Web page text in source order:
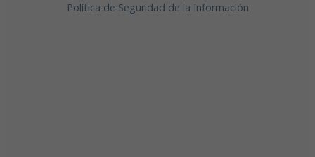
Política de Seguridad de la Información